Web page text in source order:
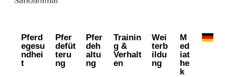
Pferd
egesu
ndhei
t
Pfer
defüt
teru
ng
Pfer
deh
altu
ng
Trainin
g &
Verhalt
en
Wei
terb
ildu
ng
M
ed
iat
he
k